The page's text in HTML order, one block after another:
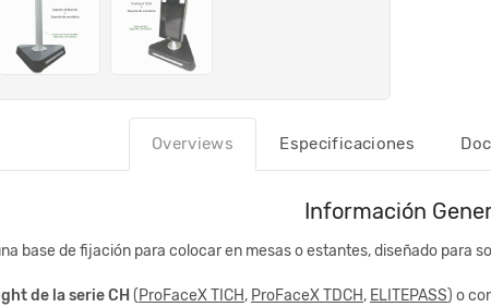
Overviews Especificaciones
Información
base de fijación para colocar en mesas o estantes, diseñado para
de la serie CH (ProFaceX TICH, ProFaceX TDCH, ELITEPASS) o